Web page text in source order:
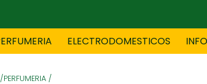
ELECTRODOMESTICOS
PERFUMERIA /